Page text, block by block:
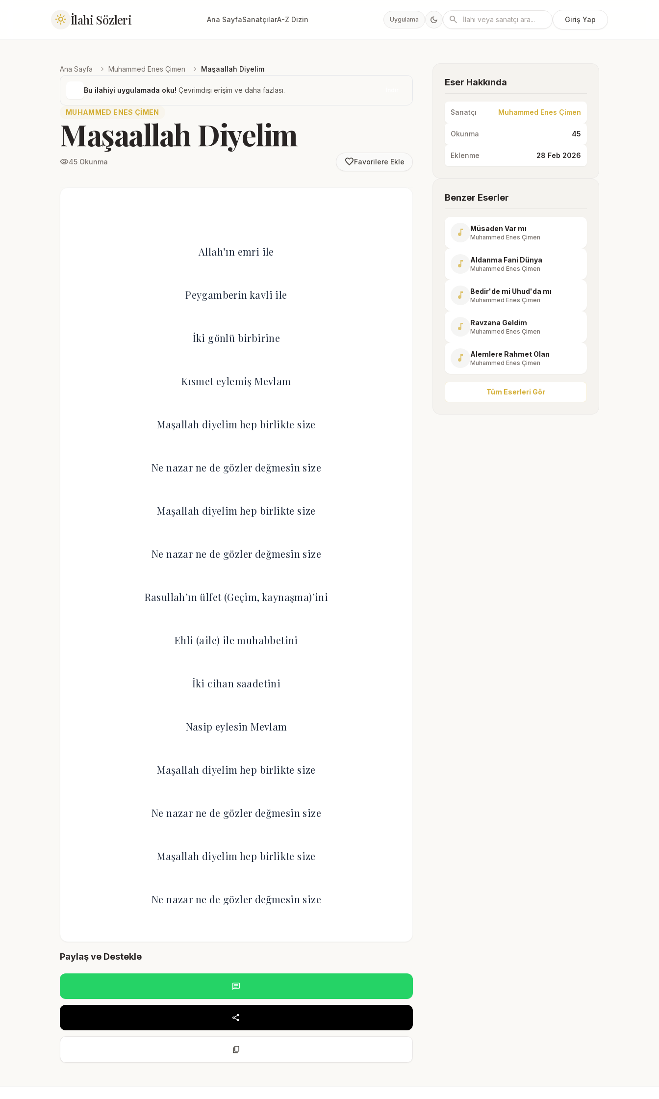
light_mode İlahi Sözleri Ana SayfaSanatçılarA-Z Dizin Uygulama dark_mode search Giriş Yap
Ana Sayfa chevron_right Muhammed Enes Çimen chevron_right Maşaallah Diyelim
Bu ilahiyi uygulamada oku! Çevrimdışı erişim ve daha fazlası.
MUHAMMED ENES ÇIMEN
Maşaallah Diyelim
visibility45 Okunma favorite_borderFavorilere Ekle
Allah’ın emri ile
Peygamberin kavli ile
İki gönlü birbirine
Kısmet eylemiş Mevlam
Maşallah diyelim hep birlikte size
Ne nazar ne de gözler değmesin size
Maşallah diyelim hep birlikte size
Ne nazar ne de gözler değmesin size
Rasullah’ın ülfet (Geçim, kaynaşma)’ini
Ehli (aile) ile muhabbetini
İki cihan saadetini
Nasip eylesin Mevlam
Maşallah diyelim hep birlikte size
Ne nazar ne de gözler değmesin size
Maşallah diyelim hep birlikte size
Ne nazar ne de gözler değmesin size
Paylaş ve Destekle
chat
share
content_copy
Eser Hakkında
Sanatçı Muhammed Enes Çimen
Okunma 45
Eklenme 28 Feb 2026
Benzer Eserler
music_note Müsaden Var mı
Muhammed Enes Çimen
music_note Aldanma Fani Dünya
Muhammed Enes Çimen
music_note Bedir'de mi Uhud'da mı
Muhammed Enes Çimen
music_note Ravzana Geldim
Muhammed Enes Çimen
music_note Alemlere Rahmet Olan
Muhammed Enes Çimen
Tüm Eserleri Gör